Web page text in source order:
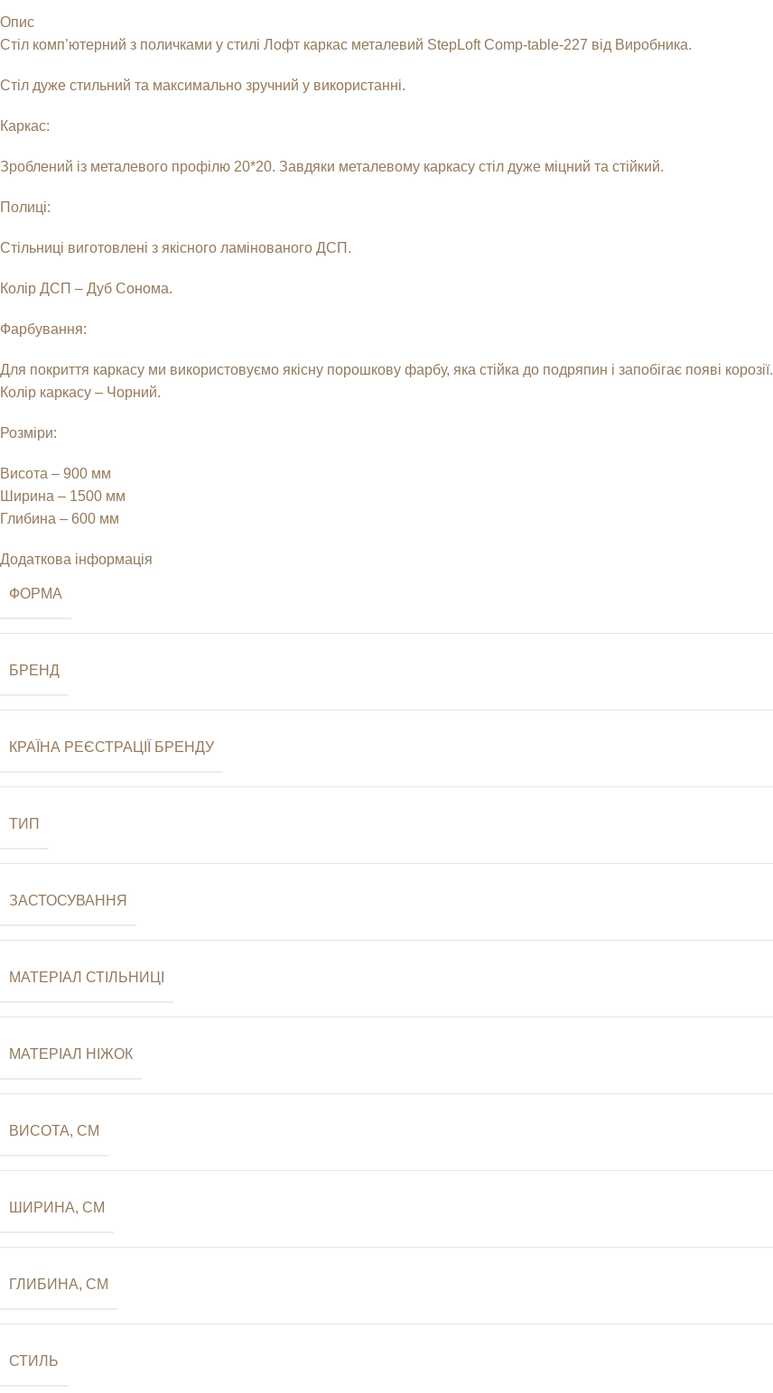
Опис
Стіл комп’ютерний з поличками у стилі Лофт каркас металевий StepLoft Comp-table-227 від Виробника.
Стіл дуже стильний та максимально зручний у використанні.
Каркас:
Зроблений із металевого профілю 20*20. Завдяки металевому каркасу стіл дуже міцний та стійкий.
Полиці:
Стільниці виготовлені з якісного ламінованого ДСП.
Колір ДСП – Дуб Сонома.
Фарбування:
Для покриття каркасу ми використовуємо якісну порошкову фарбу, яка стійка до подряпин і запобігає появі корозії.
Колір каркасу – Чорний.
Розміри:
Висота – 900 мм
Ширина – 1500 мм
Глибина – 600 мм
Додаткова інформація
ФОРМА
БРЕНД
КРАЇНА РЕЄСТРАЦІЇ БРЕНДУ
ТИП
ЗАСТОСУВАННЯ
МАТЕРІАЛ СТІЛЬНИЦІ
МАТЕРІАЛ НІЖОК
ВИСОТА, СМ
ШИРИНА, СМ
ГЛИБИНА, СМ
СТИЛЬ